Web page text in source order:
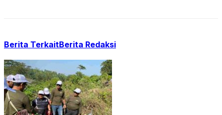
Berita TerkaitBerita Redaksi